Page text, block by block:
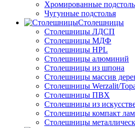
Хромированные
Чугунные подстолья
Столешницы
Столешницы ЛДСП
Столешницы МДФ
Столешницы HPL
Столешницы алюминий
Столешницы из шпона
Столешницы массив
Столешницы Werzalit/
Столешницы ПВХ
Столешницы из
Столешницы компакт
Столешницы